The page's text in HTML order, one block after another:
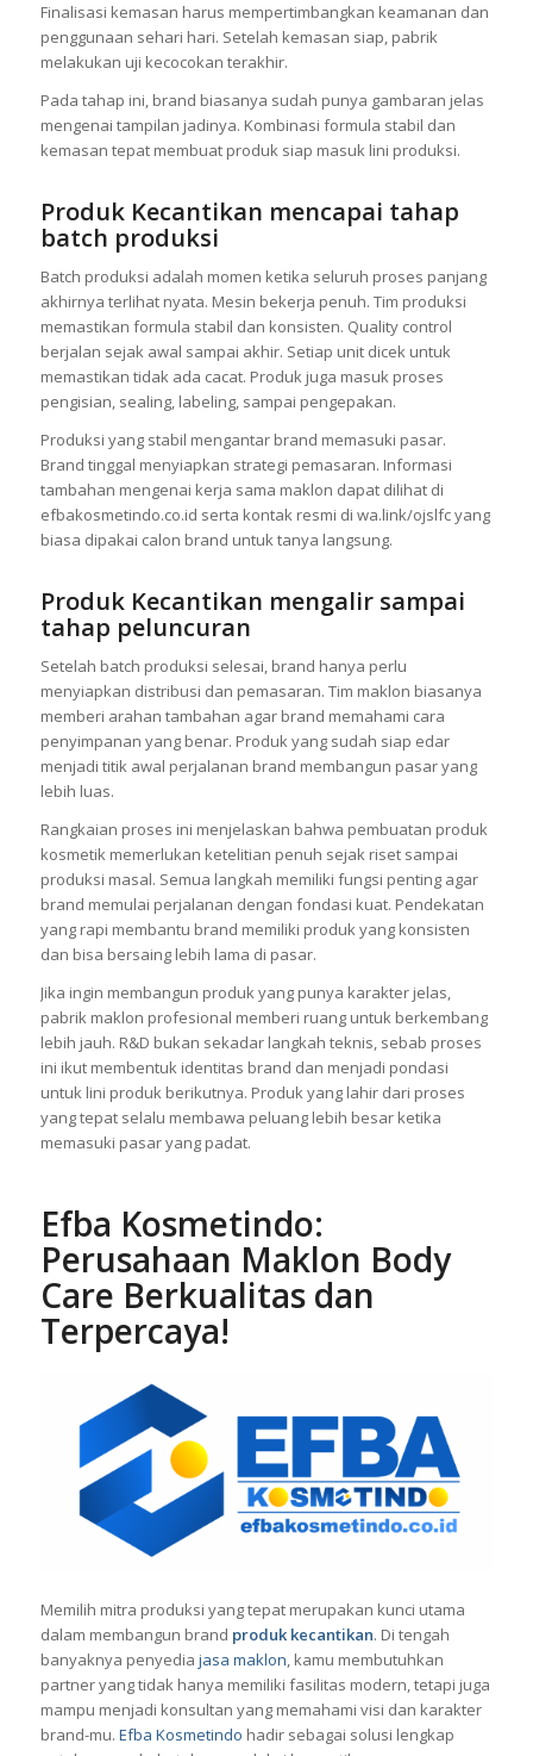
Finalisasi kemasan harus mempertimbangkan keamanan dan
penggunaan sehari hari. Setelah kemasan siap, pabrik
melakukan uji kecocokan terakhir.
Pada tahap ini, brand biasanya sudah punya gambaran jelas
mengenai tampilan jadinya. Kombinasi formula stabil dan
kemasan tepat membuat produk siap masuk lini produksi.
Produk Kecantikan mencapai tahap
batch produksi
Batch produksi adalah momen ketika seluruh proses panjang
akhirnya terlihat nyata. Mesin bekerja penuh. Tim produksi
memastikan formula stabil dan konsisten. Quality control
berjalan sejak awal sampai akhir. Setiap unit dicek untuk
memastikan tidak ada cacat. Produk juga masuk proses
pengisian, sealing, labeling, sampai pengepakan.
Produksi yang stabil mengantar brand memasuki pasar.
Brand tinggal menyiapkan strategi pemasaran. Informasi
tambahan mengenai kerja sama maklon dapat dilihat di
efbakosmetindo.co.id serta kontak resmi di wa.link/ojslfc yang
biasa dipakai calon brand untuk tanya langsung.
Produk Kecantikan mengalir sampai
tahap peluncuran
Setelah batch produksi selesai, brand hanya perlu
menyiapkan distribusi dan pemasaran. Tim maklon biasanya
memberi arahan tambahan agar brand memahami cara
penyimpanan yang benar. Produk yang sudah siap edar
menjadi titik awal perjalanan brand membangun pasar yang
lebih luas.
Rangkaian proses ini menjelaskan bahwa pembuatan produk
kosmetik memerlukan ketelitian penuh sejak riset sampai
produksi masal. Semua langkah memiliki fungsi penting agar
brand memulai perjalanan dengan fondasi kuat. Pendekatan
yang rapi membantu brand memiliki produk yang konsisten
dan bisa bersaing lebih lama di pasar.
Jika ingin membangun produk yang punya karakter jelas,
pabrik maklon profesional memberi ruang untuk berkembang
lebih jauh. R&D bukan sekadar langkah teknis, sebab proses
ini ikut membentuk identitas brand dan menjadi pondasi
untuk lini produk berikutnya. Produk yang lahir dari proses
yang tepat selalu membawa peluang lebih besar ketika
memasuki pasar yang padat.
Efba Kosmetindo:
Perusahaan Maklon Body
Care Berkualitas dan
Terpercaya!
Memilih mitra produksi yang tepat merupakan kunci utama
dalam membangun brand produk kecantikan. Di tengah
banyaknya penyedia jasa maklon, kamu membutuhkan
partner yang tidak hanya memiliki fasilitas modern, tetapi juga
mampu menjadi konsultan yang memahami visi dan karakter
brand-mu. Efba Kosmetindo hadir sebagai solusi lengkap